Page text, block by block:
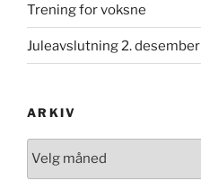
Trening for voksne
Juleavslutning 2. desember
ARKIV